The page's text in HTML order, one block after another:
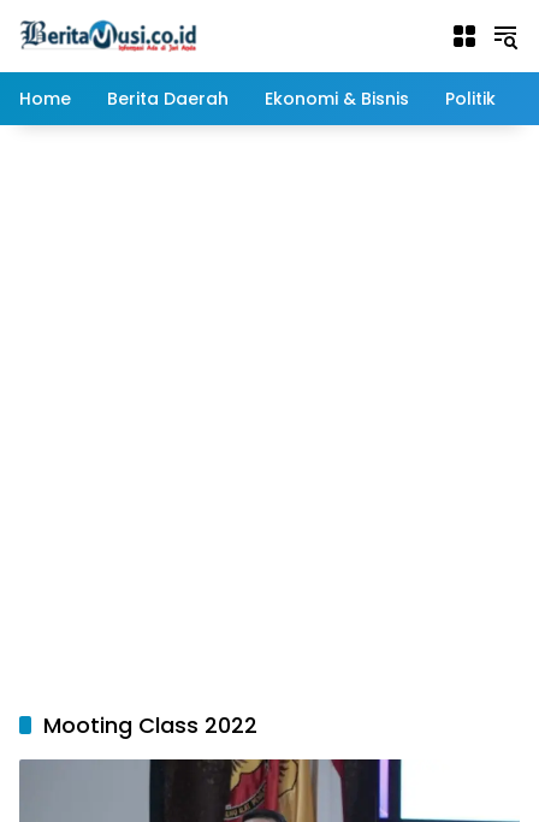
Home
Berita Daerah Ekonomi & Bisnis Politik
Mooting Class 2022